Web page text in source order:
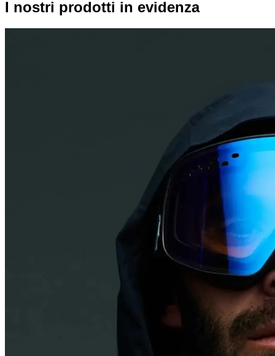
I nostri prodotti in evidenza